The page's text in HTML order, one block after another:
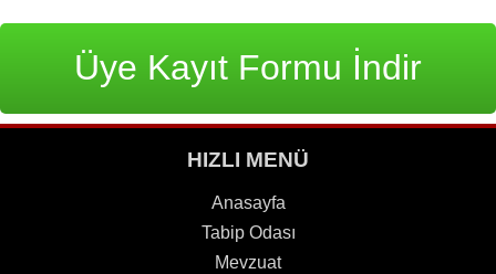
Üye Kayıt Formu İndir
HIZLI MENÜ
Anasayfa
Tabip Odası
Mevzuat